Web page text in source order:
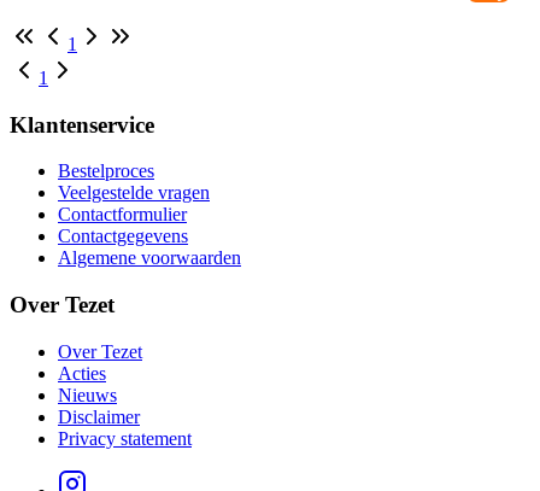
1
1
Klantenservice
Bestelproces
Veelgestelde vragen
Contactformulier
Contactgegevens
Algemene voorwaarden
Over Tezet
Over Tezet
Acties
Nieuws
Disclaimer
Privacy statement